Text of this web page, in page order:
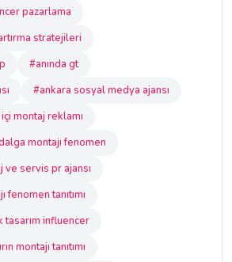
pazarlama
stratejileri
#anında gt
#ankara sosyal medya ajansı
montaj reklamı
montajı fenomen
servis pr ajansı
tanıtımı
influencer
montajı tanıtımı